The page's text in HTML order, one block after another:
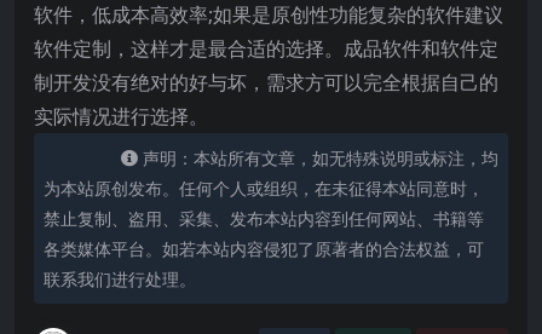
软件，低成本高效率;如果是原创性功能复杂的软件建议
软件定制，这样才是最合适的选择。成品软件和软件定
制开发没有绝对的好与坏，需求方可以完全根据自己的
实际情况进行选择。
声明：本站所有文章，如无特殊说明或标注，均
为本站原创发布。任何个人或组织，在未征得本站同意时，
禁止复制、盗用、采集、发布本站内容到任何网站、书籍等
各类媒体平台。如若本站内容侵犯了原著者的合法权益，可
联系我们进行处理。